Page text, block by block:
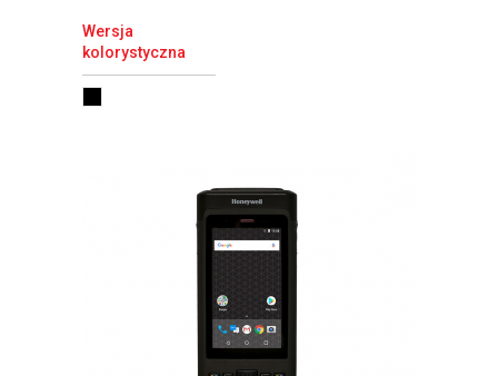
Wersja
kolorystyczna